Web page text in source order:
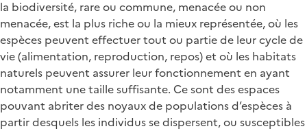
la biodiversité, rare ou commune, menacée ou non
menacée, est la plus riche ou la mieux représentée, où les
espèces peuvent effectuer tout ou partie de leur cycle de
vie (alimentation, reproduction, repos) et où les habitats
naturels peuvent assurer leur fonctionnement en ayant
notamment une taille suffisante. Ce sont des espaces
pouvant abriter des noyaux de populations d’espèces à
partir desquels les individus se dispersent, ou susceptibles